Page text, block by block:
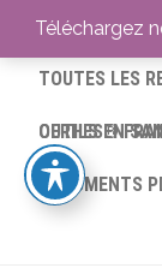
ACCUEIL
TOUTES LES
CERHES®
OUTILS EN
DOCUMENTS
Téléchargez